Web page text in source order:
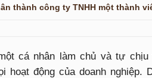
thành công ty TNHH một thành
cá nhân làm chủ và tự chịu
hoạt động của doanh nghiệp.